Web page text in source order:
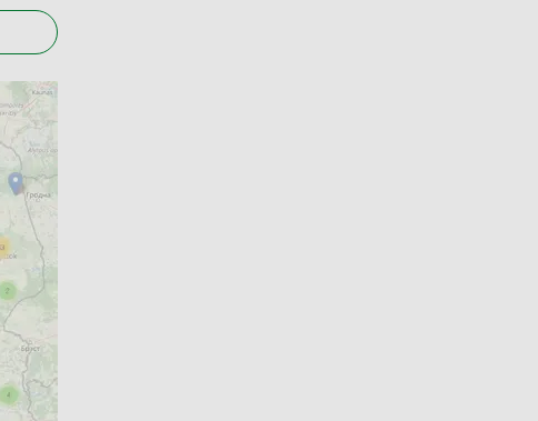
wygodna czynność, Wystarczy, że wybierzesz
odbioru w ciągu maksymalnie 24h. O jego
numer zamówienia, a płatność dokonasz na
i bez stresu.